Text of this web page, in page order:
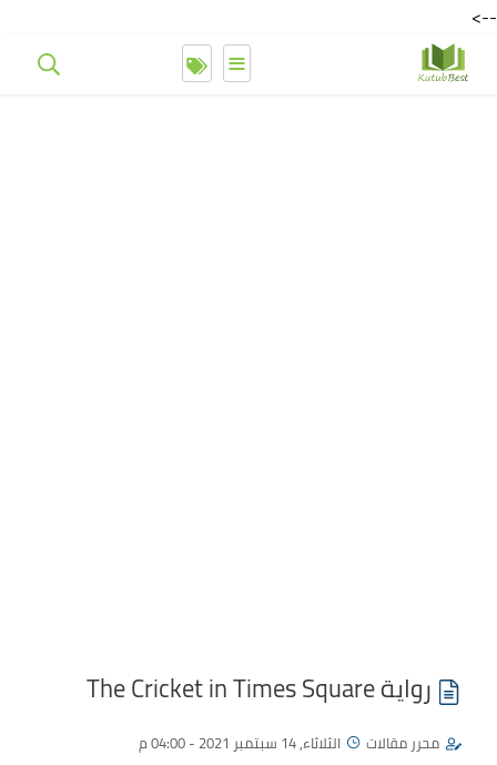
-->
≡
رواية The Cricket in Times Square
محرر مقالات الثلاثاء, 14 سبتمبر 2021 - 04:00 م